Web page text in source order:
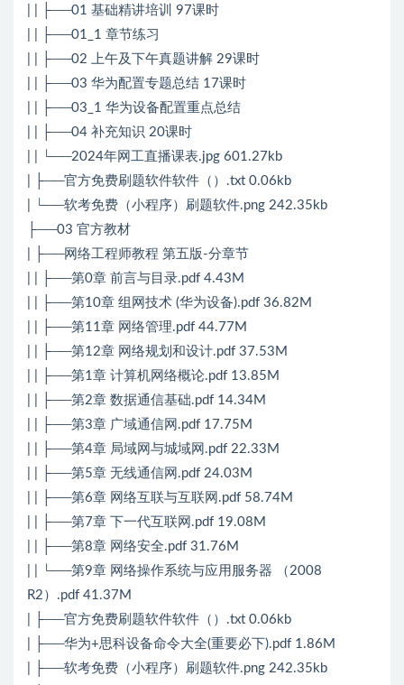
| | ├──01 基础精讲培训 97课时
| | ├──01_1 章节练习
| | ├──02 上午及下午真题讲解 29课时
| | ├──03 华为配置专题总结 17课时
| | ├──03_1 华为设备配置重点总结
| | ├──04 补充知识 20课时
| | └──2024年网工直播课表.jpg 601.27kb
| ├──官方免费刷题软件软件（）.txt 0.06kb
| └──软考免费（小程序）刷题软件.png 242.35kb
├──03 官方教材
| ├──网络工程师教程 第五版-分章节
| | ├──第0章 前言与目录.pdf 4.43M
| | ├──第10章 组网技术 (华为设备).pdf 36.82M
| | ├──第11章 网络管理.pdf 44.77M
| | ├──第12章 网络规划和设计.pdf 37.53M
| | ├──第1章 计算机网络概论.pdf 13.85M
| | ├──第2章 数据通信基础.pdf 14.34M
| | ├──第3章 广域通信网.pdf 17.75M
| | ├──第4章 局域网与城域网.pdf 22.33M
| | ├──第5章 无线通信网.pdf 24.03M
| | ├──第6章 网络互联与互联网.pdf 58.74M
| | ├──第7章 下一代互联网.pdf 19.08M
| | ├──第8章 网络安全.pdf 31.76M
| | └──第9章 网络操作系统与应用服务器 （2008
R2）.pdf 41.37M
| ├──官方免费刷题软件软件（）.txt 0.06kb
| ├──华为+思科设备命令大全(重要必下).pdf 1.86M
| ├──软考免费（小程序）刷题软件.png 242.35kb